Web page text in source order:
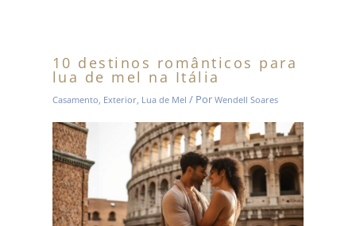
10 destinos românticos para
lua de mel na Itália
Casamento, Exterior, Lua de Mel / Por Wendell Soares